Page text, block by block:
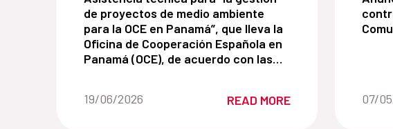
de proyectos de medio ambiente
para la OCE en Panamá”, que lleva la
Oficina de Cooperación Española en
Panamá (OCE), de acuerdo con las
Internacional para el Desarrollo
Date of the news::
19/06/2026 READ MORE Date
07/